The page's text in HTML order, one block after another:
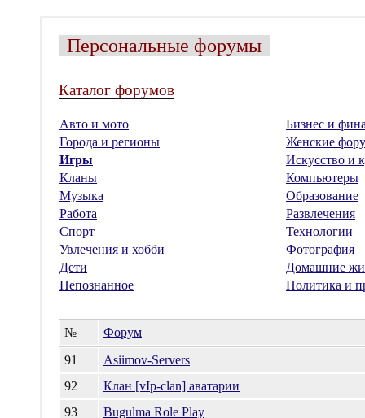
Персональные форумы
Каталог форумов
Авто и мото
Бизнес и
Города и регионы
Женские
Игры
Искусство и
Кланы
Компьютеры
Музыка
Образование
Работа
Развлечения
Спорт
Технологии
Увлечения и хобби
Фотография
Дети
Домашние
Непознанное
Политика и
№
Форум
91
Asiimov-Servers
92
Клан [vIp-clan] аватарии
93
Bugulma Role Play